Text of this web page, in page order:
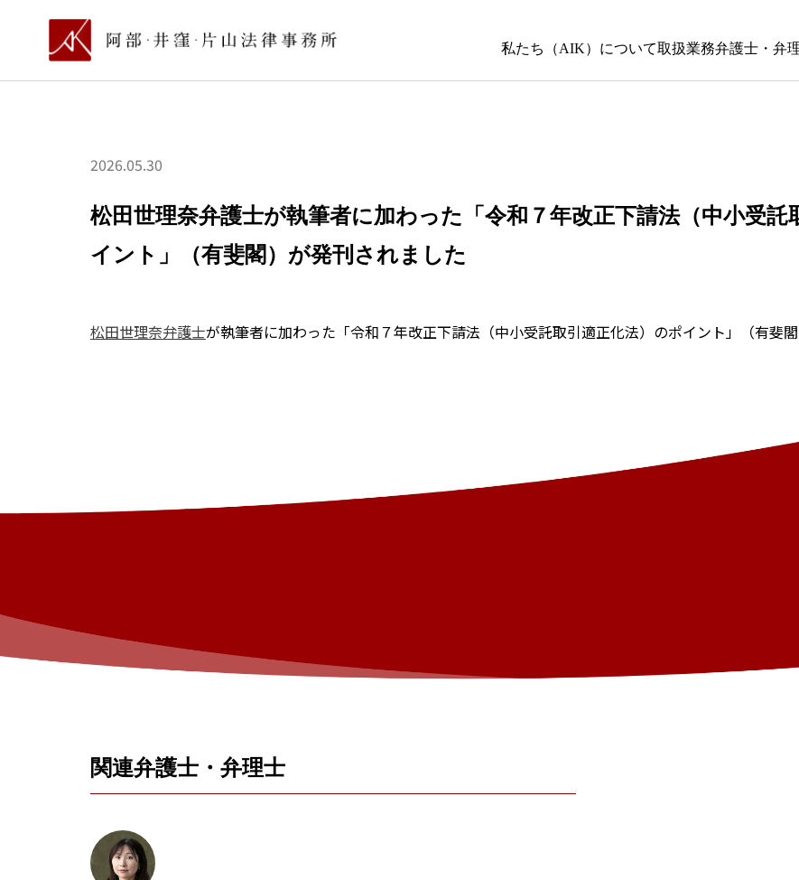
私たち（AIK）について取扱業務弁護士・弁
2026.05.30
松田世理奈弁護士が執筆者に加わった「令和７年改正下請法（中小受託
イント」（有斐閣）が発刊されました
松田世理奈弁護士が執筆者に加わった「令和７年改正下請法（中小受託取引適正化法）のポイント」（有斐閣
関連弁護士・弁理士